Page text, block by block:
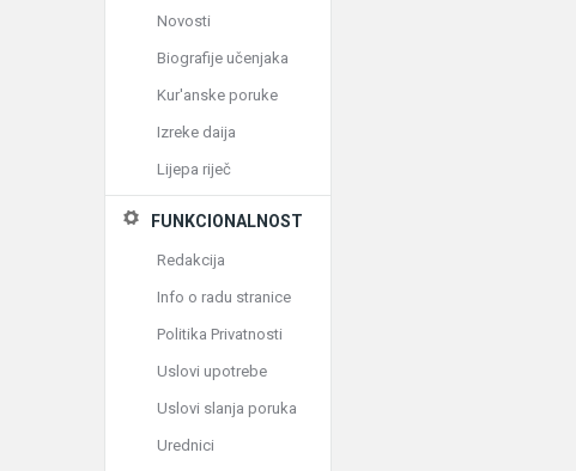
Novosti
Biografije učenjaka
Kur'anske poruke
Izreke daija
Lijepa riječ
FUNKCIONALNOST
Redakcija
Info o radu stranice
Politika Privatnosti
Uslovi upotrebe
Uslovi slanja poruka
Urednici